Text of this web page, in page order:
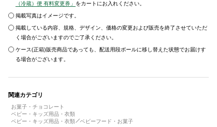
（冷蔵）便 有料変更券」 をカートにお入れください。
掲載写真はイメージです。
掲載している内容、規格、デザイン、価格の変更および販売を終了させていただ
く場合がございますのでご了承ください。
ケース(正箱)販売商品であっても、配送用段ボールに移し替えた状態でお届けす
る場合がございます。
関連カテゴリ
お菓子・チョコレート
ベビー・キッズ用品・衣類
ベビー・キッズ用品・衣類
ベビーフード・お菓子